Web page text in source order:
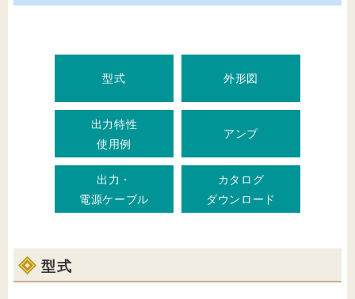
型式 外形図
出力特性
使用例
アンプ
出力・
電源ケーブル
カタログ
ダウンロード
型式